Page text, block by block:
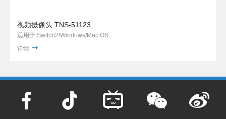
视频摄像头 TNS-51123
适用于 Switch2/Windows/Mac OS
详情